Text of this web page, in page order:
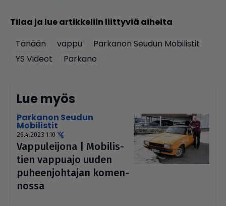
Tänään vappu
Parkanon Seudun Mobilistit
YS Videot
Parkano
Lue myös
Parkanon Seudun
Mobilistit
26.4.2023 1.10
Vap­pu­lei­jona | Mobi­lis­
tien vappuajo uuden
puheen­joh­ta­jan komen­
nossa